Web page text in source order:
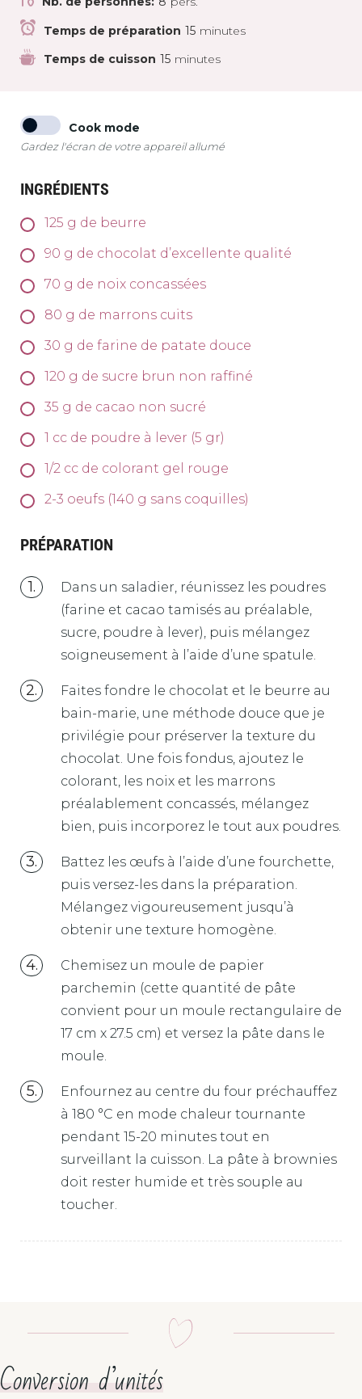
Temps de préparation 15 minutes
Temps de cuisson 15 minutes
Cook mode
Gardez l'écran de votre appareil allumé
INGRÉDIENTS
125 g de beurre
90 g de chocolat d’excellente qualité
70 g de noix concassées
80 g de marrons cuits
30 g de farine de patate douce
120 g de sucre brun non raffiné
35 g de cacao non sucré
1 cc de poudre à lever (5 gr)
1/2 cc de colorant gel rouge
2-3 oeufs (140 g sans coquilles)
PRÉPARATION
Dans un saladier, réunissez les poudres
(farine et cacao tamisés au préalable,
sucre, poudre à lever), puis mélangez
soigneusement à l’aide d’une spatule.
Faites fondre le chocolat et le beurre au
bain-marie, une méthode douce que je
privilégie pour préserver la texture du
chocolat. Une fois fondus, ajoutez le
colorant, les noix et les marrons
préalablement concassés, mélangez
bien, puis incorporez le tout aux poudres.
Battez les œufs à l’aide d’une fourchette,
puis versez-les dans la préparation.
Mélangez vigoureusement jusqu’à
obtenir une texture homogène.
Chemisez un moule de papier
parchemin (cette quantité de pâte
convient pour un moule rectangulaire de
17 cm x 27.5 cm) et versez la pâte dans le
moule.
Enfournez au centre du four préchauffez
à 180 °C en mode chaleur tournante
pendant 15-20 minutes tout en
surveillant la cuisson. La pâte à brownies
doit rester humide et très souple au
toucher.
Conversion d’unités